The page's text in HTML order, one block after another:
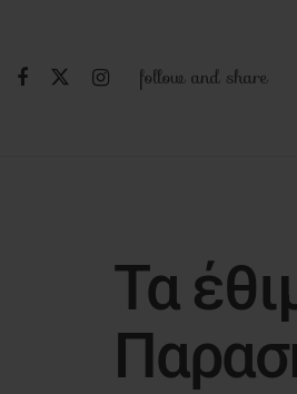
follow and share
Τα